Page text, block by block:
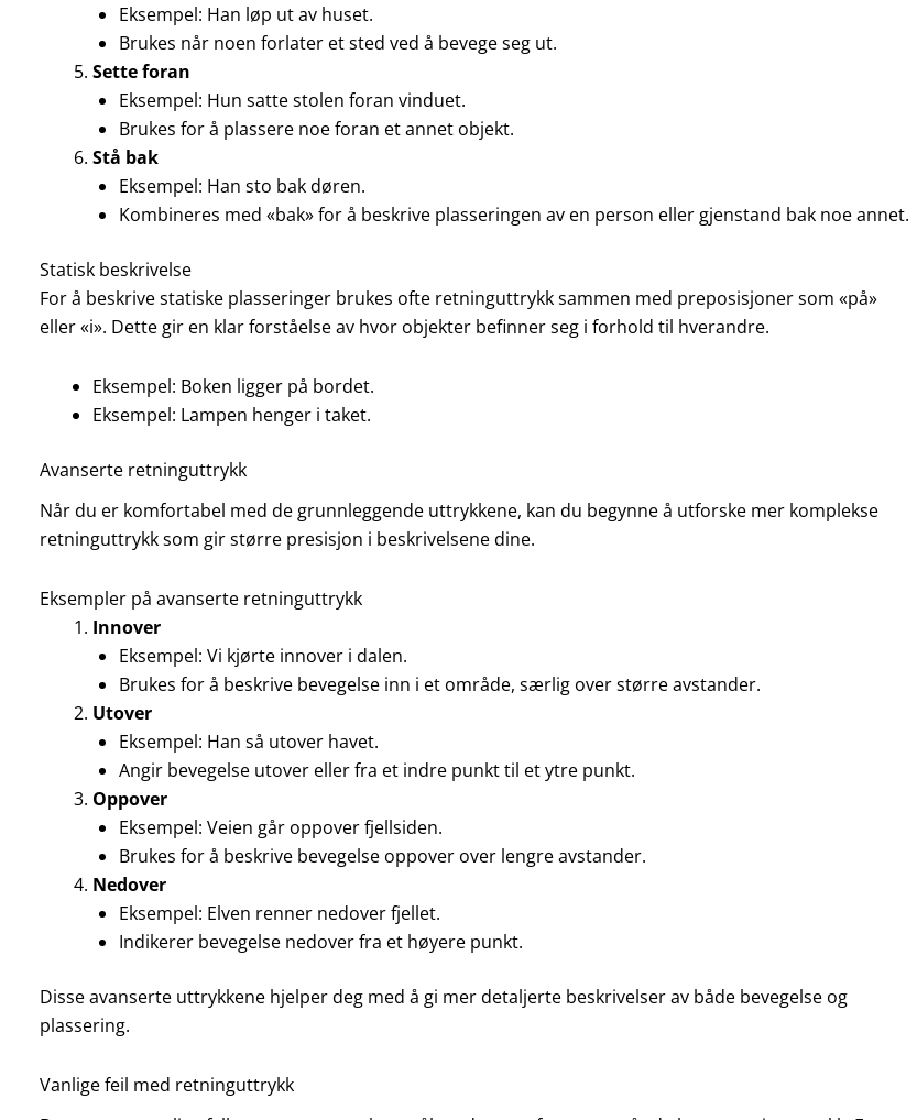
Eksempel: Han løp ut av huset.
Brukes når noen forlater et sted ved å bevege seg ut.
Sette foran
Eksempel: Hun satte stolen foran vinduet.
Brukes for å plassere noe foran et annet objekt.
Stå bak
Eksempel: Han sto bak døren.
Kombineres med «bak» for å beskrive plasseringen av en person eller gjenstand bak noe annet.
Statisk beskrivelse
For å beskrive statiske plasseringer brukes ofte retninguttrykk sammen med preposisjoner som «på»
eller «i». Dette gir en klar forståelse av hvor objekter befinner seg i forhold til hverandre.
Eksempel: Boken ligger på bordet.
Eksempel: Lampen henger i taket.
Avanserte retninguttrykk
Når du er komfortabel med de grunnleggende uttrykkene, kan du begynne å utforske mer komplekse
retninguttrykk som gir større presisjon i beskrivelsene dine.
Eksempler på avanserte retninguttrykk
Innover
Eksempel: Vi kjørte innover i dalen.
Brukes for å beskrive bevegelse inn i et område, særlig over større avstander.
Utover
Eksempel: Han så utover havet.
Angir bevegelse utover eller fra et indre punkt til et ytre punkt.
Oppover
Eksempel: Veien går oppover fjellsiden.
Brukes for å beskrive bevegelse oppover over lengre avstander.
Nedover
Eksempel: Elven renner nedover fjellet.
Indikerer bevegelse nedover fra et høyere punkt.
Disse avanserte uttrykkene hjelper deg med å gi mer detaljerte beskrivelser av både bevegelse og
plassering.
Vanlige feil med retninguttrykk